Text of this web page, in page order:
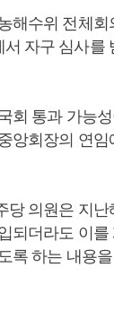
해수위 전체
자구 심사를
회 통과 가능
앙회장의 연
당 의원은 지
되더라도 이를
록 하는 내용